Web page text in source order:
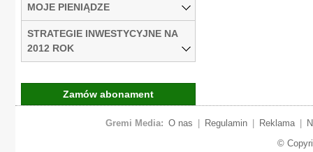
MOJE PIENIĄDZE
STRATEGIE INWESTYCYJNE NA
2012 ROK
Zamów abonament
Gremi Media: O nas Regulamin Reklama
©